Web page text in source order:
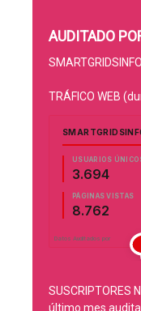
AUDITADO
TRÁFICO WEB
SUSCRIPTORES
último mes